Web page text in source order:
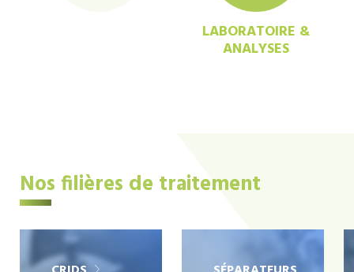
LABORATOIRE &
ANALYSES
Nos filières de traitement